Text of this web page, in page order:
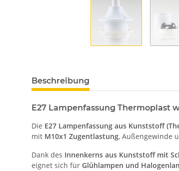
Beschreibung
E27 Lampenfassung Thermoplast
Die E27 Lampenfassung aus Kunststoff
mit M10x1 Zugentlastung, Außengewinde
Dank des Innenkerns aus Kunststoff mit
eignet sich für Glühlampen und